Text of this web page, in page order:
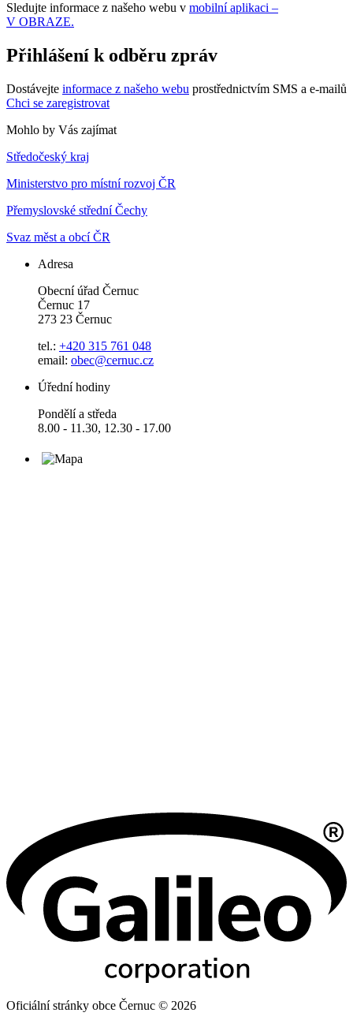
Sledujte informace z našeho webu v mobilní aplikaci –
V OBRAZE.
Přihlášení k odběru zpráv
Dostávejte informace z našeho webu prostřednictvím SMS a e-mailů
Chci se zaregistrovat
Mohlo by Vás zajímat
Středočeský kraj
Ministerstvo pro místní rozvoj ČR
Přemyslovské střední Čechy
Svaz měst a obcí ČR
Adresa
Obecní úřad Černuc
Černuc 17
273 23 Černuc
tel.: +420 315 761 048
email: obec@cernuc.cz
Úřední hodiny
Pondělí a středa
8.00 - 11.30, 12.30 - 17.00
Oficiální stránky obce Černuc © 2026